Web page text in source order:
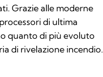
Grazie alle moderne
di ultima
quanto di più evoluto
di rivelazione incendio.